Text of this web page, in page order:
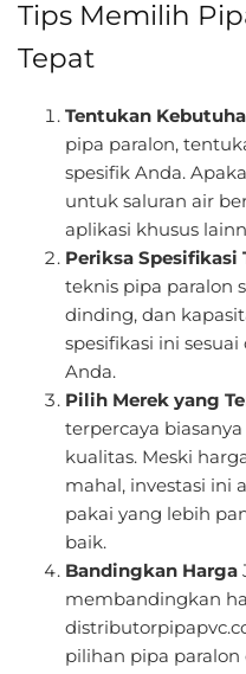
Tips Memilih
Tepat
Tentukan
pipa paralon,
spesifik Anda.
untuk saluran air
aplikasi khusus
Periksa Spesifikasi
teknis pipa paralon
dinding, dan
spesifikasi ini
Anda.
Pilih Merek yang
terpercaya
kualitas. Meski
mahal, investasi ini
pakai yang lebih
baik.
Bandingkan Harga
membandingkan
pilihan pipa